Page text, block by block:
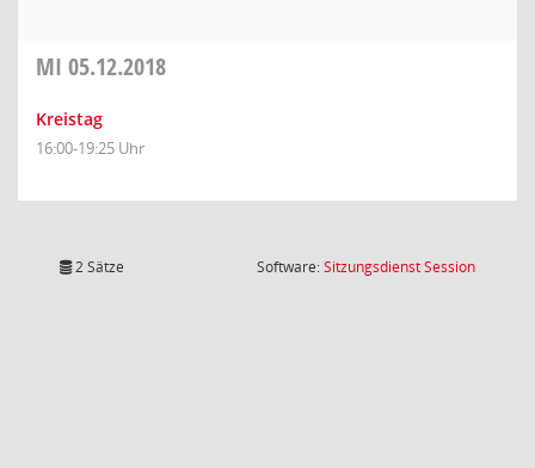
MI 05.12.2018
Kreistag
16:00-19:25 Uhr
2 Sätze Software:SitzungsdienstSession(Wird in